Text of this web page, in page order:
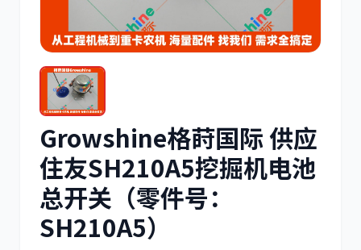
日立 久保田
博世
洋马
Growshine格莳国际 供应
住友SH210A5挖掘机电池
总开关（零件号：
SH210A5）